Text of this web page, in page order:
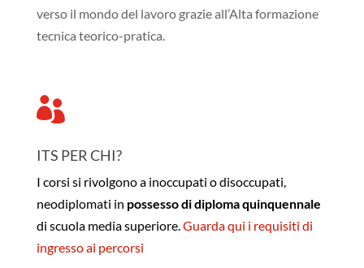
verso il mondo del lavoro grazie all’Alta formazione
tecnica teorico-pratica.

ITS PER CHI?
I corsi si rivolgono a inoccupati o disoccupati,
neodiplomati in possesso di diploma quinquennale
di scuola media superiore. Guarda qui i requisiti di
ingresso ai percorsi